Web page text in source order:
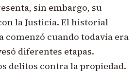
sin embargo, su
la Justicia. El historial
comenzó cuando todavía era
diferentes etapas.
delitos contra la propiedad.